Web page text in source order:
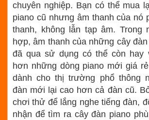
chuyên nghiệp. Bạn có thể mua
piano cũ nhưng âm thanh của nó
thanh, không lẫn tạp âm. Trong
hợp, âm thanh của những cây
đã qua sử dụng có thể còn hay
hơn những dòng piano mới giá
dành cho thị trường phổ thông
đàn mới lại cao hơn cả đàn cũ.
chơi thử để lắng nghe tiếng đàn,
nhận để tìm ra cây đàn piano